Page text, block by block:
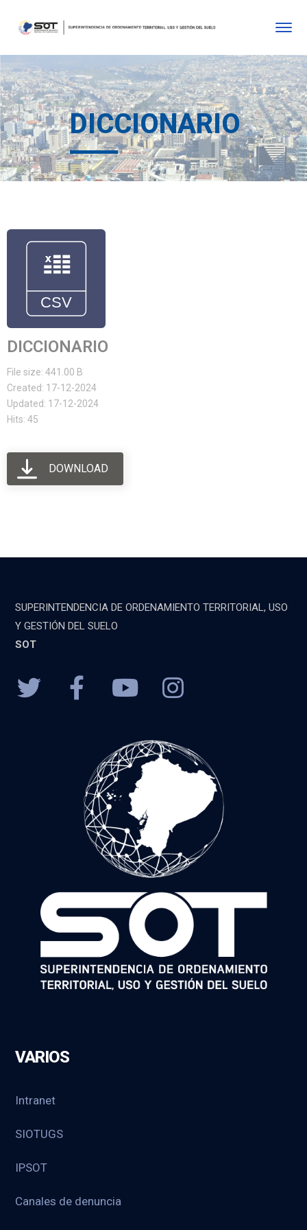
DICCIONARIO
DICCIONARIO
File size: 441.00 B
Created: 17-12-2024
Updated: 17-12-2024
Hits: 45
DOWNLOAD
SUPERINTENDENCIA DE ORDENAMIENTO TERRITORIAL, USO
Y GESTIÓN DEL SUELO
SOT
VARIOS
Intranet
SIOTUGS
IPSOT
Canales de denuncia